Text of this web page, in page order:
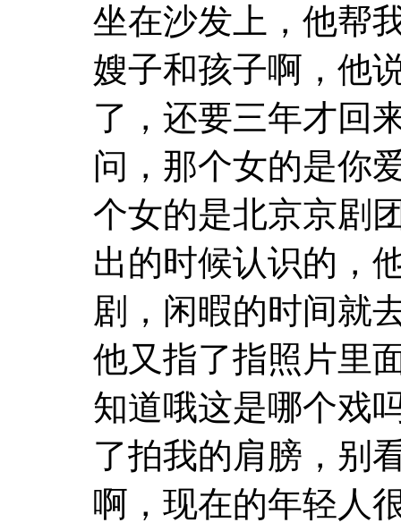
坐在沙发上，他帮
嫂子和孩子啊，他
了，还要三年才回
问，那个女的是你
个女的是北京京剧
出的时候认识的，
剧，闲暇的时间就
他又指了指照片里
知道哦这是哪个戏
了拍我的肩膀，别
啊，现在的年轻人